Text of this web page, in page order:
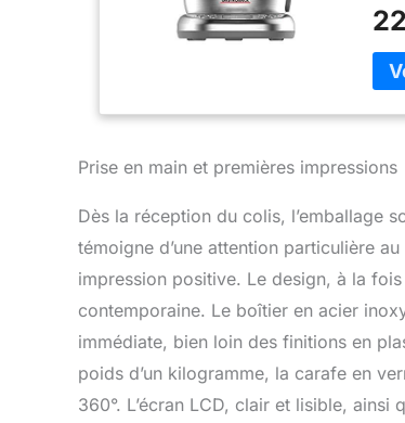
Prise en main et premières impressions
Dès la réception du colis, l’emballage
témoigne d’une attention particulière
impression positive. Le design, à la
contemporaine. Le boîtier en acier
immédiate, bien loin des finitions en
poids d’un kilogramme, la carafe en
360°. L’écran LCD, clair et lisible,